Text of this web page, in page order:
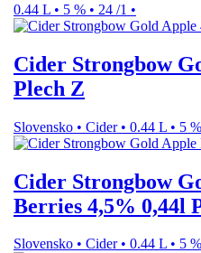
0.44 L • 5 % • 24 /1 •
Cider Strongbow
Plech Z
Slovensko • Cider • 0.44 L • 5 %
Cider Strongbow
Berries 4,5% 0,44l
Slovensko • Cider • 0.44 L • 5 %